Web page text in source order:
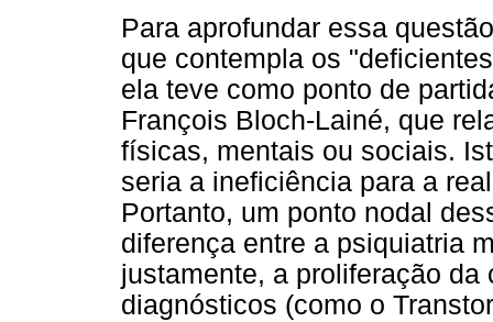
Para aprofundar essa
que contempla os
ela teve como ponto de
François Bloch-Lainé, que
físicas, mentais ou sociais.
seria a ineficiência para a
Portanto, um ponto nodal
diferença entre a psiquiatria
justamente, a proliferação
diagnósticos (como o